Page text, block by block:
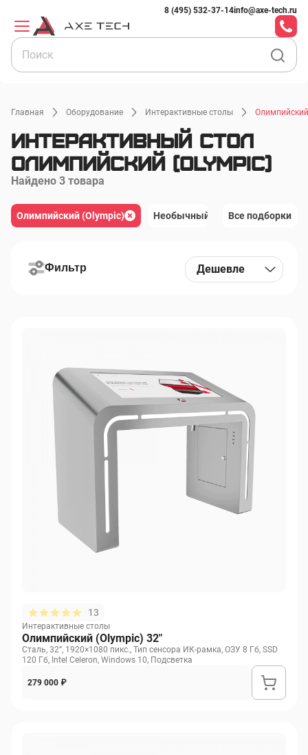
8 (495) 532-37-14info@axe-tech.ru
Главная Оборудование Интерактивные столы
Интерактивный стол
Олимпийский (Olympic)
Найдено 3 товара
Олимпийский (Olympic) Необычный ребенок (Fancy Kid)
Все подборки
Олимпийский (Olympic)
Юниор (Junior) для детей
Книга (Book)
Neo (превращается в настенную панель)
Логопедический стол Логотип Про (Logo Pro)
Взлет (Rise) с изменением высоты и угла наклона экрана
Нео Про (Neo Pro)
Фильтр Дешевле
13
Интерактивные столы
Олимпийский (Olympic) 32"
Сталь, 32”, 1920×1080 пикс., Тип сенсора ИК-рамка, ОЗУ 8 Гб, SSD
120 Гб, Intel Celeron, Windows 10, Подсветка
279 000 ₽